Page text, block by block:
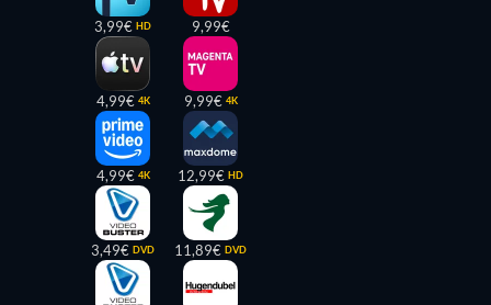
3,99€ HD
4,99€ 4K
4,99€ 4K
3,49€ DVD
9,99€
9,99€ 4K
12,99€ HD
11,89€ DVD